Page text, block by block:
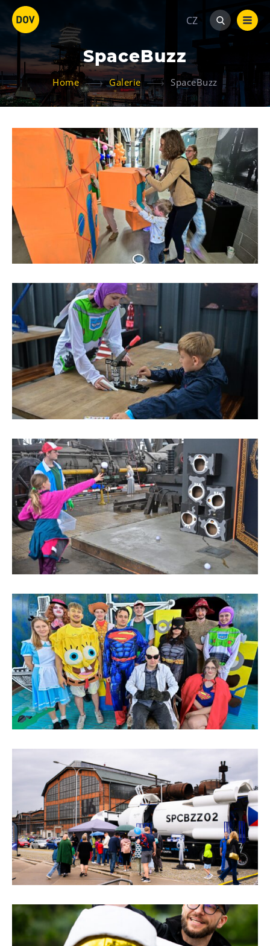
CZ
SpaceBuzz
Home Galerie SpaceBuzz
Atraktivity
Bolt Tower
Velký svět techniky
Malý svět techniky U6
Dětský svět
Galerie Gong
Heligonka
HopJump
Lezecká stěna
Národní zemědělské muzeum
Fajna Dilna
FUTUREUM
Prohlídky
Hornické muzeum
Občerstvení
Bolt Café
Kavárna Velký Svět techniky
L’Osteria
PECKA DOV
Bistropen
CØKAFE Dolní Vítkovice
FUTURE café
Catering
Ubytování
Hotel VP1
Vila Liběna
Narozeninové oslavy
Letní tábory
Tematické dárkové poukazy
Pro školy
DOVýuky
Kroužky pro děti